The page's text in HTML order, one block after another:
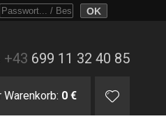
+43 699 11 32 40 85
Warenkorb: 0 €